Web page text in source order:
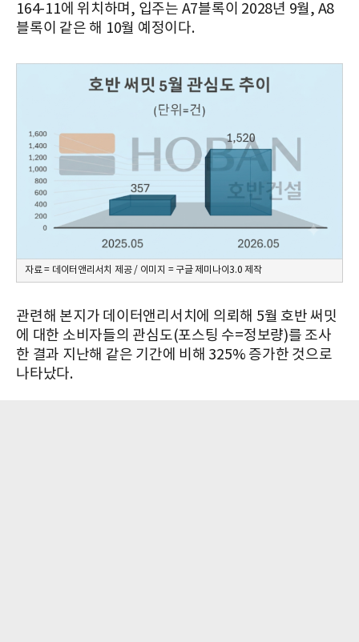
164-11에 위치하며, 입주는 A7블록이 2028년 9월, A8
블록이 같은 해 10월 예정이다.
자료 = 데이터앤리서치 제공 / 이미지 = 구글 제미나이3.0 제작
관련해 본지가 데이터앤리서치에 의뢰해 5월 호반 써밋
에 대한 소비자들의 관심도(포스팅 수=정보량)를 조사
한 결과 지난해 같은 기간에 비해 325% 증가한 것으로
나타났다.